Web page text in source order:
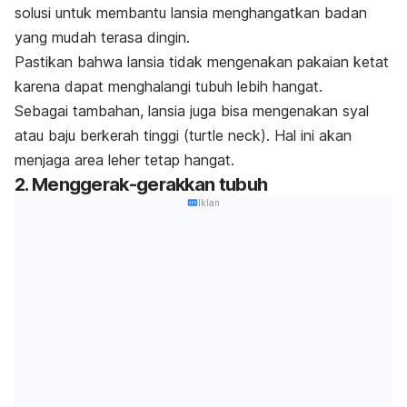
solusi untuk membantu lansia menghangatkan badan
yang mudah terasa dingin.
Pastikan bahwa lansia tidak mengenakan pakaian ketat
karena dapat menghalangi tubuh lebih hangat.
Sebagai tambahan, lansia juga bisa mengenakan syal
atau baju berkerah tinggi (turtle neck). Hal ini akan
menjaga area leher tetap hangat.
2. Menggerak-gerakkan tubuh
Iklan